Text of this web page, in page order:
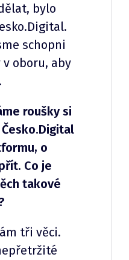
bylo
schopni
oboru, aby
roušky si
Česko.Digital
o
Co je
takové
tři věci.